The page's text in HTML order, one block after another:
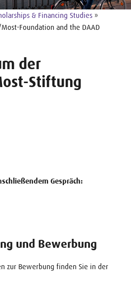
& Financing Studies »
Foundation and the DAAD
der
Stiftung
Gespräch:
und Bewerbung
zur Bewerbung finden Sie in der